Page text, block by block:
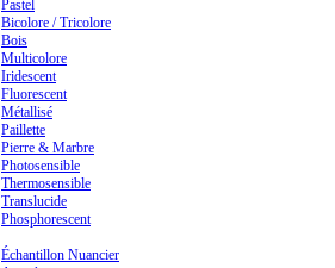
Pastel
Bicolore / Tricolore
Bois
Multicolore
Iridescent
Fluorescent
Métallisé
Paillette
Pierre & Marbre
Photosensible
Thermosensible
Translucide
Phosphorescent
Échantillon Nuancier